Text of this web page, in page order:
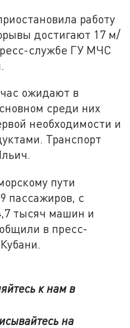
работу
достигают 17 м/
службе ГУ МЧС
ожидают в
среди них
необходимости и
Транспорт
пути
пассажиров, с
тысяч машин и
в пресс-
к нам в
на